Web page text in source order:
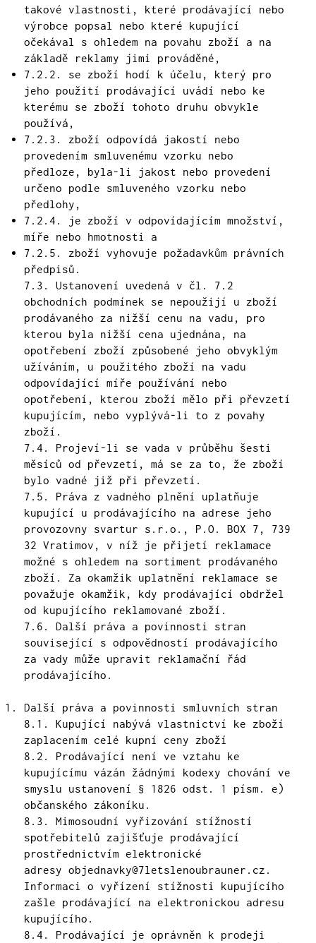
takové vlastnosti, které prodávající nebo
výrobce popsal nebo které kupující
očekával s ohledem na povahu zboží a na
základě reklamy jimi prováděné,
7.2.2. se zboží hodí k účelu, který pro
jeho použití prodávající uvádí nebo ke
kterému se zboží tohoto druhu obvykle
používá,
7.2.3. zboží odpovídá jakostí nebo
provedením smluvenému vzorku nebo
předloze, byla-li jakost nebo provedení
určeno podle smluveného vzorku nebo
předlohy,
7.2.4. je zboží v odpovídajícím množství,
míře nebo hmotnosti a
7.2.5. zboží vyhovuje požadavkům právních
předpisů.
7.3. Ustanovení uvedená v čl. 7.2
obchodních podmínek se nepoužijí u zboží
prodávaného za nižší cenu na vadu, pro
kterou byla nižší cena ujednána, na
opotřebení zboží způsobené jeho obvyklým
užíváním, u použitého zboží na vadu
odpovídající míře používání nebo
opotřebení, kterou zboží mělo při převzetí
kupujícím, nebo vyplývá-li to z povahy
zboží.
7.4. Projeví-li se vada v průběhu šesti
měsíců od převzetí, má se za to, že zboží
bylo vadné již při převzetí.
7.5. Práva z vadného plnění uplatňuje
kupující u prodávajícího na adrese jeho
provozovny svartur s.r.o., P.O. BOX 7, 739
32 Vratimov, v níž je přijetí reklamace
možné s ohledem na sortiment prodávaného
zboží. Za okamžik uplatnění reklamace se
považuje okamžik, kdy prodávající obdržel
od kupujícího reklamované zboží.
7.6. Další práva a povinnosti stran
související s odpovědností prodávajícího
za vady může upravit reklamační řád
prodávajícího.
Další práva a povinnosti smluvních stran
8.1. Kupující nabývá vlastnictví ke zboží
zaplacením celé kupní ceny zboží
8.2. Prodávající není ve vztahu ke
kupujícímu vázán žádnými kodexy chování ve
smyslu ustanovení § 1826 odst. 1 písm. e)
občanského zákoníku.
8.3. Mimosoudní vyřizování stížností
spotřebitelů zajišťuje prodávající
prostřednictvím elektronické
adresyobjednavky@7letslenoubrauner.cz
Informaci o vyřízení stížnosti kupujícího
zašle prodávající na elektronickou adresu
kupujícího.
8.4. Prodávající je oprávněn k prodeji